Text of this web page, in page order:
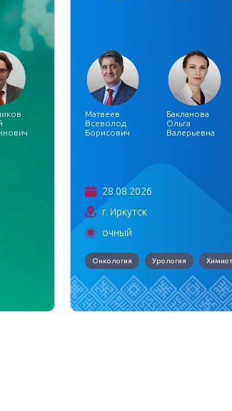
Матвеев
Всеволод
Борисович
Бакланова
Ольга
Валерьевна
28.08.2026
г. Иркутск
очный
Онкология Урология